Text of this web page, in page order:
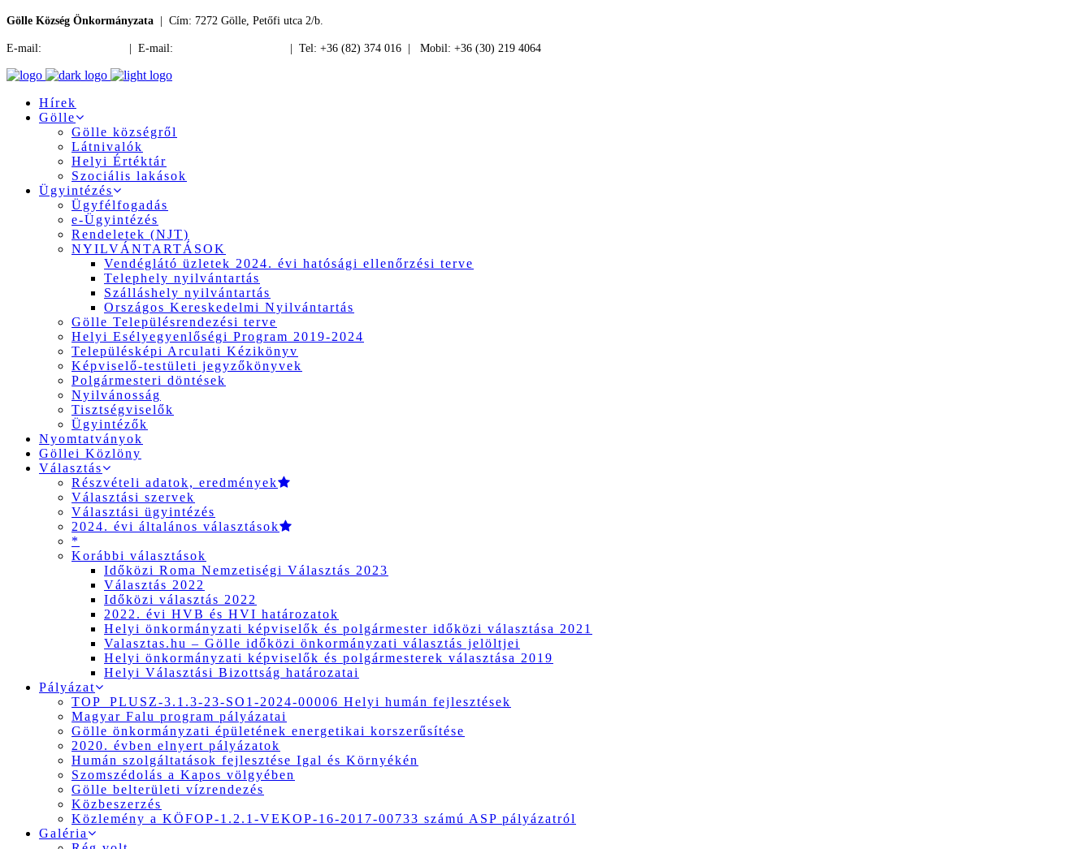
Gölle Község Önkormányzata | Cím: 7272 Gölle, Petőfi utca 2/b.
E-mail: | E-mail: | Tel: +36 (82) 374 016 | Mobil: +36 (30) 219 4064
Hírek
Gölle
Gölle községről
Látnivalók
Helyi Értéktár
Szociális lakások
Ügyintézés
Ügyfélfogadás
e-Ügyintézés
Rendeletek (NJT)
NYILVÁNTARTÁSOK
Vendéglátó üzletek 2024. évi hatósági ellenőrzési terve
Telephely nyilvántartás
Szálláshely nyilvántartás
Országos Kereskedelmi Nyilvántartás
Gölle Településrendezési terve
Helyi Esélyegyenlőségi Program 2019-2024
Településképi Arculati Kézikönyv
Képviselő-testületi jegyzőkönyvek
Polgármesteri döntések
Nyilvánosság
Tisztségviselők
Ügyintézők
Nyomtatványok
Göllei Közlöny
Választás
Részvételi adatok, eredmények
Választási szervek
Választási ügyintézés
2024. évi általános választások
*
Korábbi választások
Időközi Roma Nemzetiségi Választás 2023
Választás 2022
Időközi választás 2022
2022. évi HVB és HVI határozatok
Helyi önkormányzati képviselők és polgármester időközi választása 2021
Valasztas.hu – Gölle időközi önkormányzati választás jelöltjei
Helyi önkormányzati képviselők és polgármesterek választása 2019
Helyi Választási Bizottság határozatai
Pályázat
TOP_PLUSZ-3.1.3-23-SO1-2024-00006 Helyi humán fejlesztések
Magyar Falu program pályázatai
Gölle önkormányzati épületének energetikai korszerűsítése
2020. évben elnyert pályázatok
Humán szolgáltatások fejlesztése Igal és Környékén
Szomszédolás a Kapos völgyében
Gölle belterületi vízrendezés
Közbeszerzés
Közlemény a KÖFOP-1.2.1-VEKOP-16-2017-00733 számú ASP pályázatról
Galéria